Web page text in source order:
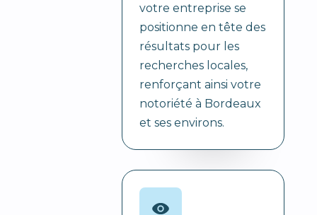
votre entreprise se
positionne en tête des
résultats pour les
recherches locales,
renforçant ainsi votre
notoriété à Bordeaux
et ses environs.